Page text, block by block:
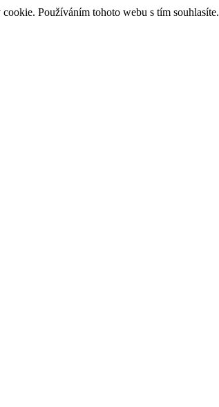
Používáním tohoto webu s tím souhlasíte.